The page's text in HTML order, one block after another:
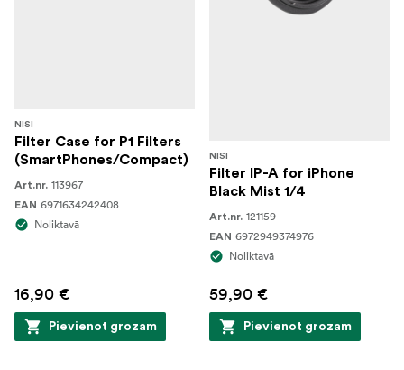
NISI
Filter Case for P1 Filters
(SmartPhones/Compact)
Art.nr. 113967
EAN 6971634242408
Noliktavā
16,90 €
Pievienot grozam
NISI
Filter IP-A for iPhone
Black Mist 1/4
Art.nr. 121159
EAN 6972949374976
Noliktavā
59,90 €
Pievienot grozam